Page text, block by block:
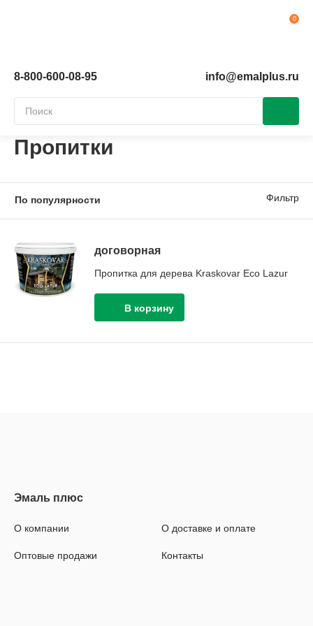
8-800-600-08-95 info@emalplus.ru
Пропитки
Фильтр
договорная
Пропитка для дерева Kraskovar Eco Lazur
О компании
Оптовые продажи
О доставке и оплате
Контакты